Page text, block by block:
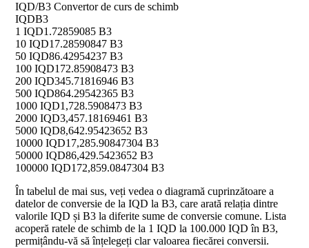
IQD/B3 Convertor de curs de schimb
IQDB3
1 IQD1.72859085 B3
10 IQD17.28590847 B3
50 IQD86.42954237 B3
100 IQD172.85908473 B3
200 IQD345.71816946 B3
500 IQD864.29542365 B3
1000 IQD1,728.5908473 B3
2000 IQD3,457.18169461 B3
5000 IQD8,642.95423652 B3
10000 IQD17,285.90847304 B3
50000 IQD86,429.5423652 B3
100000 IQD172,859.0847304 B3
În tabelul de mai sus, veți vedea o diagramă cuprinzătoare a
datelor de conversie de la IQD la B3, care arată relația dintre
valorile IQD și B3 la diferite sume de conversie comune. Lista
acoperă ratele de schimb de la 1 IQD la 100.000 IQD în B3,
permițându-vă să înțelegeți clar valoarea fiecărei conversii.